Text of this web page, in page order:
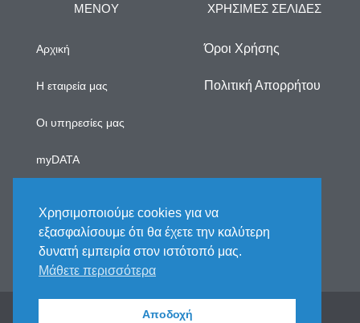
ΜΕΝΟΥ
Αρχική
Η εταιρεία μας
Οι υπηρεσίες μας
myDATA
Επικοινωνία
ΧΡΗΣΙΜΕΣ ΣΕΛΙΔΕΣ
Όροι Χρήσης
Πολιτική Απορρήτου
Books Team
Χρησιμοποιούμε cookies για να
εξασφαλίσουμε ότι θα έχετε την καλύτερη
δυνατή εμπειρία στον ιστότοπό μας.
Μάθετε περισσότερα
Αποδοχή